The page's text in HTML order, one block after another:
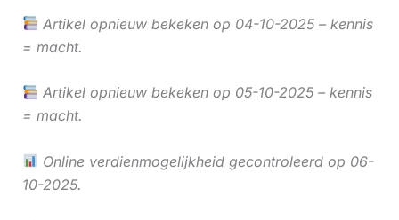
Artikel opnieuw bekeken op 04-10-2025 – kennis
= macht.
Artikel opnieuw bekeken op 05-10-2025 – kennis
= macht.
Online verdienmogelijkheid gecontroleerd op 06-
10-2025.